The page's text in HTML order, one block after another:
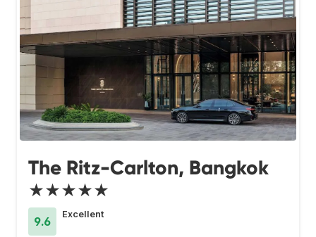
The Ritz-Carlton, Bangkok
★★★★★
9.6
Excellent